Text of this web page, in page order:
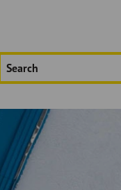
Hae
sivustolta: